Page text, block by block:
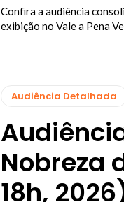
Confira a audiência
exibição no Vale a Pena
Audiência Detalhada
Nobreza
18h,